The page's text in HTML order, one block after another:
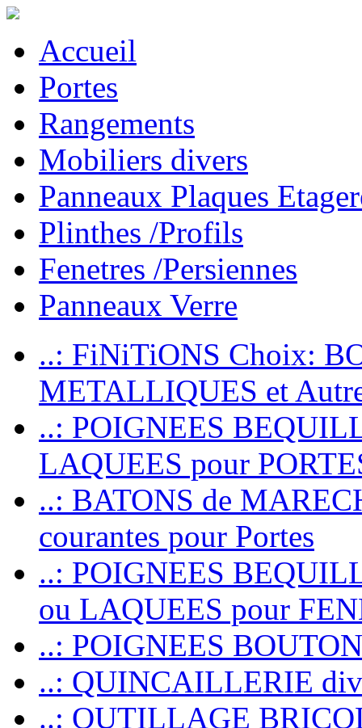
Accueil
Portes
Rangements
Mobiliers divers
Panneaux Plaques
Plinthes /Profils
Fenetres /Persiennes
Panneaux Verre
..: FiNiTiONS Choix:
METALLIQUES et
..: POIGNEES
LAQUEES pour
..: BATONS de
courantes pour Portes
..: POIGNEES
ou LAQUEES pour
..: POIGNEES
..: QUINCAILLERIE
..: OUTILLAGE